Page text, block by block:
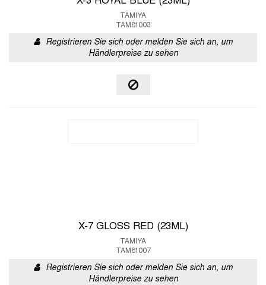
TAMIYA
TAM81003
Registrieren Sie sich oder melden Sie sich an, um
Händlerpreise zu sehen
X-7 GLOSS RED (23ML)
TAMIYA
TAM81007
Registrieren Sie sich oder melden Sie sich an, um
Händlerpreise zu sehen